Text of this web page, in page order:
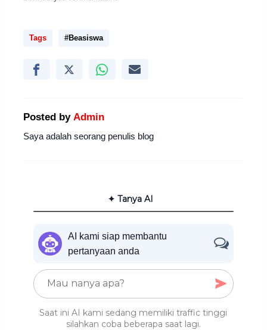
Tags #Beasiswa
Posted by Admin
Saya adalah seorang penulis blog
✦ Tanya AI
AI kami siap membantu
pertanyaan anda
Saat ini AI kami sedang memiliki traffic tinggi
silahkan coba beberapa saat lagi.